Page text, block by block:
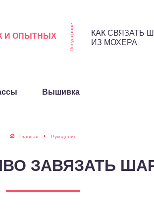
И ОПЫТНЫХ Популярное
КАК СВЯЗАТЬ
ИЗ МОХЕРА
Вышивка
Главная Рукоделие
ЗАВЯЗАТЬ